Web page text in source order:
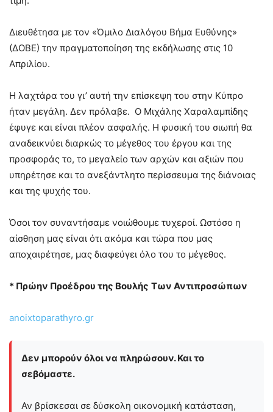
Διευθέτησα με τον «Όμιλο Διαλόγου Βήμα Ευθύνης»
(ΔΟΒΕ) την πραγματοποίηση της εκδήλωσης στις 10
Απριλίου.
Η λαχτάρα του γι’ αυτή την επίσκεψη του στην Κύπρο
ήταν μεγάλη. Δεν πρόλαβε. Ο Μιχάλης Χαραλαμπίδης
έφυγε και είναι πλέον ασφαλής. Η φυσική του σιωπή θα
αναδεικνύει διαρκώς το μέγεθος του έργου και της
προσφοράς το, το μεγαλείο των αρχών και αξιών που
υπηρέτησε και το ανεξάντλητο περίσσευμα της διάνοιας
και της ψυχής του.
Όσοι τον συναντήσαμε νοιώθουμε τυχεροί. Ωστόσο η
αίσθηση μας είναι ότι ακόμα και τώρα που μας
αποχαιρέτησε, μας διαφεύγει όλο του το μέγεθος.
* Πρώην Προέδρου της Βουλής Των Αντιπροσώπων
anoixtoparathyro.gr
Δεν μπορούν όλοι να πληρώσουν. Και το
σεβόμαστε.
Αν βρίσκεσαι σε δύσκολη οικονομική κατάσταση,